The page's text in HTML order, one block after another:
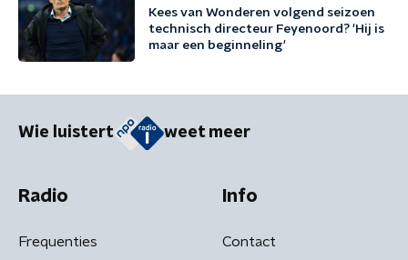
Kees van Wonderen volgend seizoen
technisch directeur Feyenoord? 'Hij is
maar een beginneling'
Wie luistert weet meer
Radio
Frequenties
Info
Contact